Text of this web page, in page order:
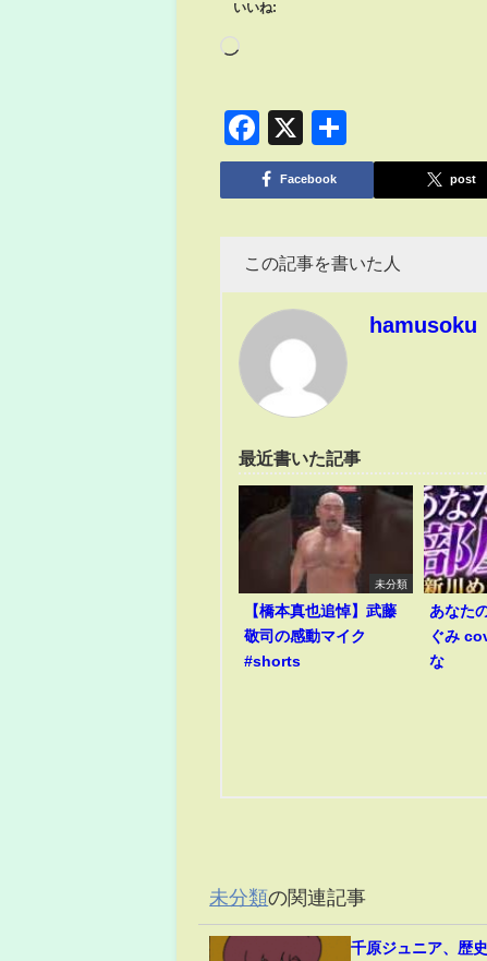
いいね:
Facebook
X
有
Facebook post
この記事を書いた人
hamusoku
最近書いた記事
未分類
【橋本真也追悼】武藤
敬司の感動マイク
#shorts
あなた
ぐみ
な
未分類の関連記事
千原ジュニア、歴